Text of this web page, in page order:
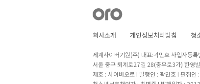
회사소개 개인정보처리방침 청
세계사이버기원(주) 대표:곽민호 사업자등
서울 중구 퇴계로27길 28(충무로3가) 한영
제호 : 사이버오로 I 발행인 : 곽민호 I 편집